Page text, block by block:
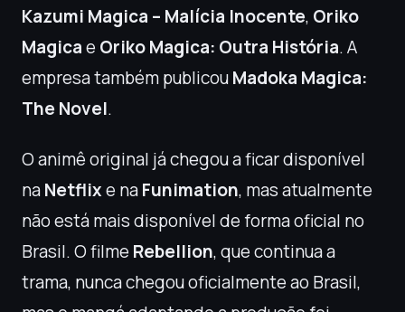
Kazumi Magica – Malícia Inocente, Oriko
Magicae Oriko Magica: Outra História. A
empresa também publicouMadoka Magica:
The Novel.
O animê original já chegou a ficar disponível
naNetflixe naFunimation, mas atualmente
não está mais disponível de forma oficial no
Brasil. O filme Rebellion, que continua a
trama, nunca chegou oficialmente ao Brasil,